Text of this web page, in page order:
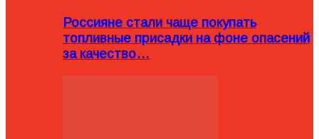
Россияне стали чаще покупать
топливные присадки на фоне опасений
за качество…